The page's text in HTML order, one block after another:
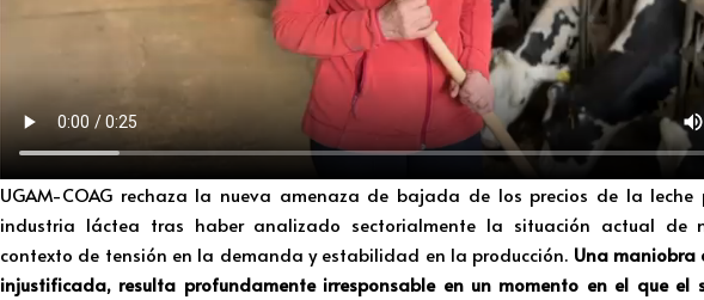
UGAM-COAG rechaza la nueva amenaza de bajada de los precios de la
industria láctea tras haber analizado sectorialmente la situación actual de
contexto de tensión en la demanda y estabilidad en la producción. Una maniobra
injustificada, resulta profundamente irresponsable en un momento en el que el